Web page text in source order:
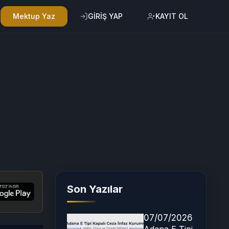
Mektup Yaz GİRİŞ YAP KAYIT OL
Son Yazılar
07/07/2026